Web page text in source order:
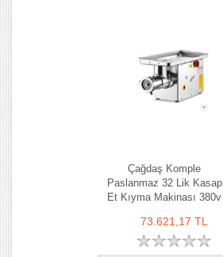
Çağdaş Komple
Paslanmaz 32 Lik Kasap
Et Kıyma Makinası 380v
73.621,17 TL